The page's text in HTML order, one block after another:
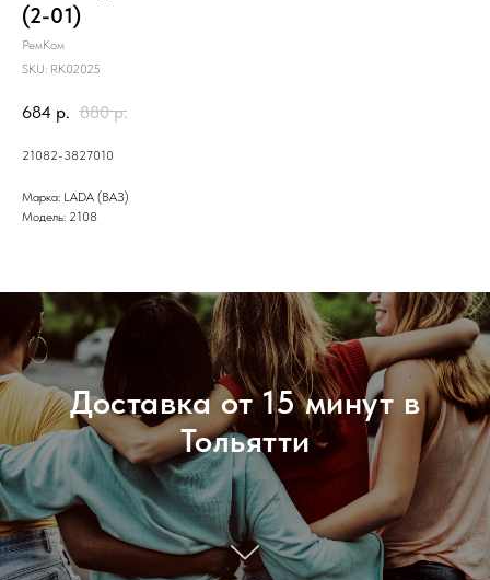
(2-01)
РемКом
SKU: RK02025
684 р. 880 р.
21082-3827010
Марка: LADA (ВАЗ)
Модель: 2108
Доставка от 15 минут в
Тольятти